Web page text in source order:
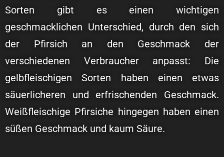
Sorten gibt es einen wichtigen
geschmacklichen Unterschied, durch den sich
der Pfirsich an den Geschmack der
verschiedenen Verbraucher anpasst: Die
gelbfleischigen Sorten haben einen etwas
säuerlicheren und erfrischenden Geschmack.
Weißfleischige Pfirsiche hingegen haben einen
süßen Geschmack und kaum Säure.